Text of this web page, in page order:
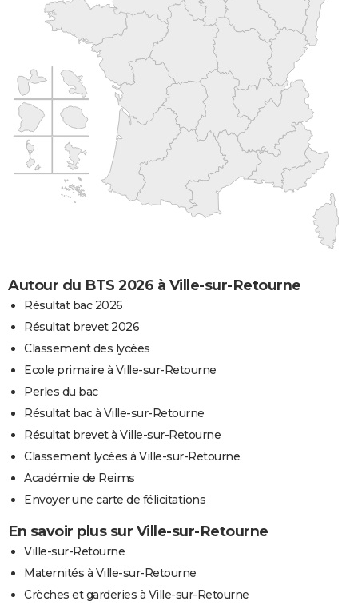
Autour du BTS 2026 à Ville-sur-Retourne
Résultat bac 2026
Résultat brevet 2026
Classement des lycées
Ecole primaire à Ville-sur-Retourne
Perles du bac
Résultat bac à Ville-sur-Retourne
Résultat brevet à Ville-sur-Retourne
Classement lycées à Ville-sur-Retourne
Académie de Reims
Envoyer une carte de félicitations
En savoir plus sur Ville-sur-Retourne
Ville-sur-Retourne
Maternités à Ville-sur-Retourne
Crèches et garderies à Ville-sur-Retourne